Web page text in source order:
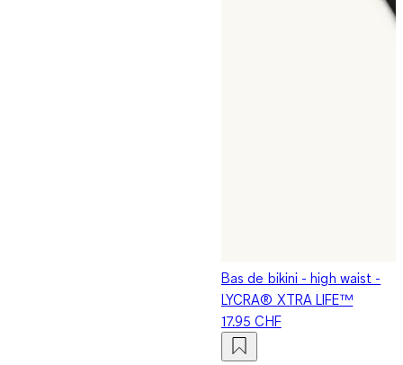
Bas de bikini - high waist -
LYCRA® XTRA LIFE™
17.95 CHF